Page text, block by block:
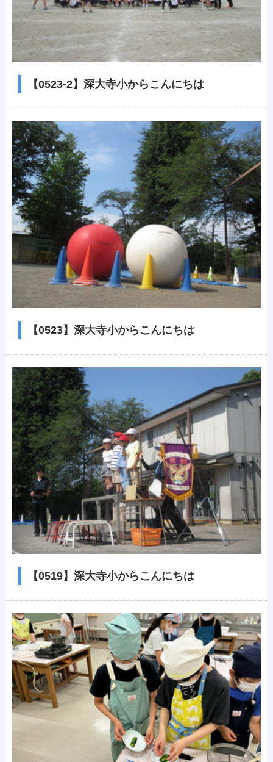
【0523-2】深大寺小からこんにちは
【0523】深大寺小からこんにちは
【0519】深大寺小からこんにちは